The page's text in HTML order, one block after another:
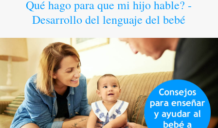
Qué hago para que mi hijo hable? -
Desarrollo del lenguaje del bebé